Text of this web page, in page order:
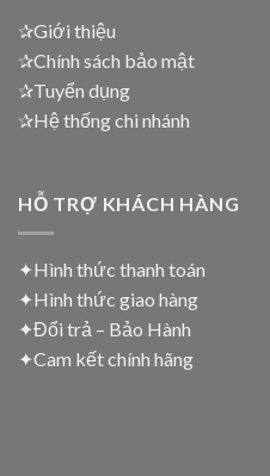
✰Giới thiệu
✰Chính sách bảo mật
✰Tuyển dụng
✰Hệ thống chi nhánh
HỖ TRỢ KHÁCH HÀNG
✦Hình thức thanh toán
✦Hình thức giao hàng
✦Đổi trả – Bảo Hành
✦Cam kết chính hãng